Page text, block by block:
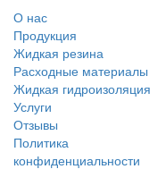
О нас
Продукция
Жидкая резина
Расходные материалы
Жидкая гидроизоляция
Услуги
Отзывы
Политика
конфиденциальности